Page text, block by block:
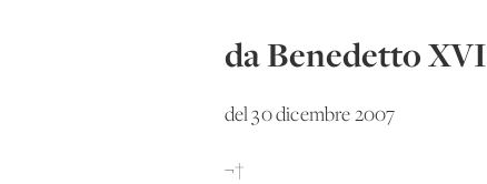
da Benedetto XVI
del 30 dicembre 2007
¬†